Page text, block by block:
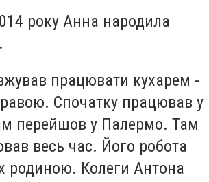
року Анна народила
працювати кухарем -
Спочатку працював у
перейшов у Палермо. Там
весь час. Його робота
родиною. Колеги Антона